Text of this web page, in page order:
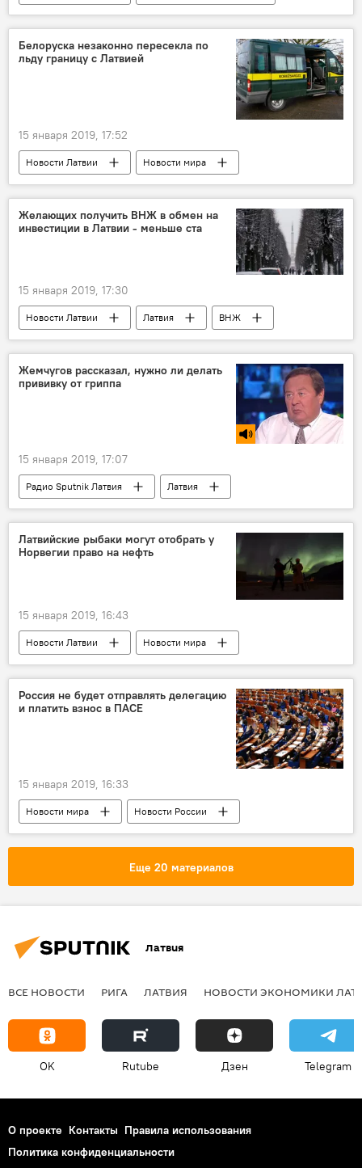
Рига
Центральный рынок
Белоруска незаконно пересекла по
льду границу с Латвией
15 января 2019, 17:52
Новости Латвии
Новости мира
Латвия
Беларусь
белорусско-латвийская граница
Краславский край
Желающих получить ВНЖ в обмен на
инвестиции в Латвии - меньше ста
15 января 2019, 17:30
Новости Латвии Латвия ВНЖ
Жемчугов рассказал, нужно ли делать
прививку от гриппа
15 января 2019, 17:07
Радио Sputnik Латвия
Латвия
Владислав Жемчугов
борьба с болезнями
эпидемия
Латвийские рыбаки могут отобрать у
Норвегии право на нефть
15 января 2019, 16:43
Новости Латвии
Новости мира
Латвия
Норвегия
Senators
снежный краб
Россия не будет отправлять делегацию
и платить взнос в ПАСЕ
15 января 2019, 16:33
Новости мира
Новости России
Россия
ПАСЕ
Госдума РФ
Еще 20 материалов
Латвия
ВСЕ НОВОСТИ РИГА ЛАТВИЯ НОВОСТИ ЭКОНОМИКИ
OK Rutube Дзен Telegram
О проекте Контакты Правила использования
Политика конфиденциальности